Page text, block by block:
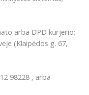
arba DPD kurjerio;
(Klaipėdos g. 67,
98228 , arba